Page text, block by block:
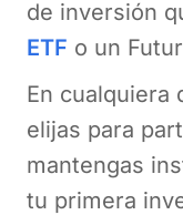
de inversión
ETF o un
En cualquiera
elijas para
mantengas
tu primera